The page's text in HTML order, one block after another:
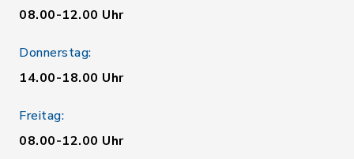
08.00-12.00 Uhr
Donnerstag:
14.00-18.00 Uhr
Freitag:
08.00-12.00 Uhr